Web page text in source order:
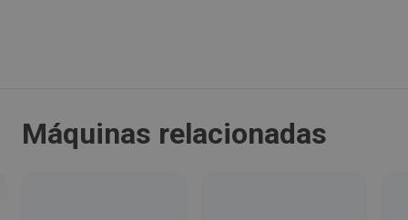
Teléfono:
Máquinas relacionadas